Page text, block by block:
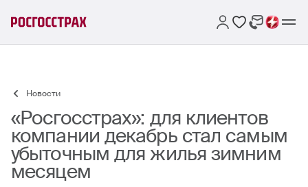
Новости
«Росгосстрах»: для клиентов
компании декабрь стал самым
убыточным для жилья зимним
месяцем